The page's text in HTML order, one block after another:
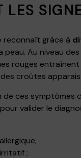
LES
reconnaît grâce à
peau. Au niveau
rouges
croûtes
de ces
valider le
;